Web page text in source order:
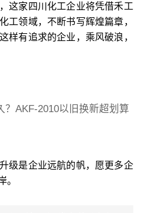
这家四川化工企业将凭借禾工
工领域，不断书写辉煌篇章，
样有追求的企业，乘风破浪，
级是企业远航的帆，愿更多企
。